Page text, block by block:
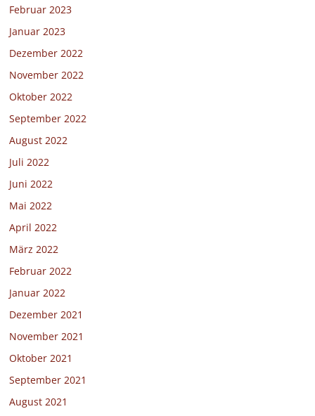
Februar 2023
Januar 2023
Dezember 2022
November 2022
Oktober 2022
September 2022
August 2022
Juli 2022
Juni 2022
Mai 2022
April 2022
März 2022
Februar 2022
Januar 2022
Dezember 2021
November 2021
Oktober 2021
September 2021
August 2021